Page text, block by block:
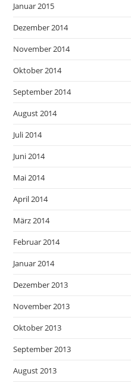
Januar 2015
Dezember 2014
November 2014
Oktober 2014
September 2014
August 2014
Juli 2014
Juni 2014
Mai 2014
April 2014
März 2014
Februar 2014
Januar 2014
Dezember 2013
November 2013
Oktober 2013
September 2013
August 2013